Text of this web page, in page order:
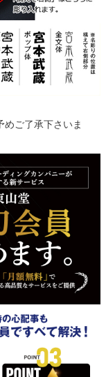
ご了承下さいま